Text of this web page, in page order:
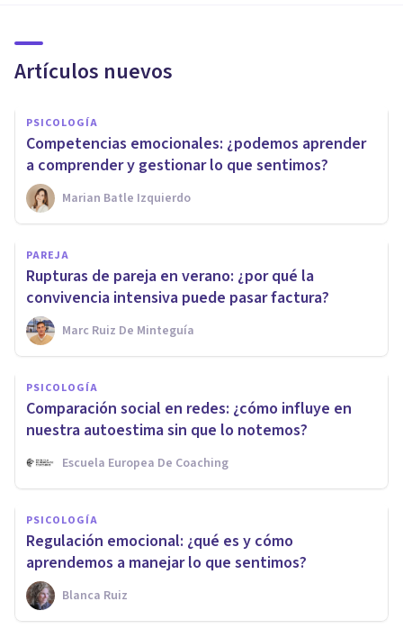
Artículos nuevos
PSICOLOGÍA
Competencias emocionales: ¿podemos aprender
a comprender y gestionar lo que sentimos?
Marian Batle Izquierdo
PAREJA
Rupturas de pareja en verano: ¿por qué la
convivencia intensiva puede pasar factura?
Marc Ruiz De Minteguía
PSICOLOGÍA
Comparación social en redes: ¿cómo influye en
nuestra autoestima sin que lo notemos?
Escuela Europea De Coaching
PSICOLOGÍA
Regulación emocional: ¿qué es y cómo
aprendemos a manejar lo que sentimos?
Blanca Ruiz